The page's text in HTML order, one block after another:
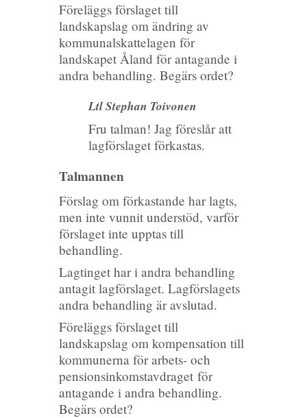
Föreläggs förslaget till
landskapslag om ändring av
kommunalskattelagen för
landskapet Åland för antagande i
andra behandling. Begärs ordet?
Ltl Stephan Toivonen
Fru talman! Jag föreslår att
lagförslaget förkastas.
Talmannen
Förslag om förkastande har lagts,
men inte vunnit understöd, varför
förslaget inte upptas till
behandling.
Lagtinget har i andra behandling
antagit lagförslaget. Lagförslagets
andra behandling är avslutad.
Föreläggs förslaget till
landskapslag om kompensation till
kommunerna för arbets- och
pensionsinkomstavdraget för
antagande i andra behandling.
Begärs ordet?